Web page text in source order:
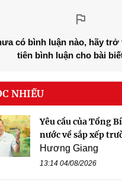
có bình luận nào, hãy
tiên bình luận cho bài
NHIỀU
Yêu cầu của Tổng
nước về sắp xếp
Hương Giang
13:14 04/08/2026